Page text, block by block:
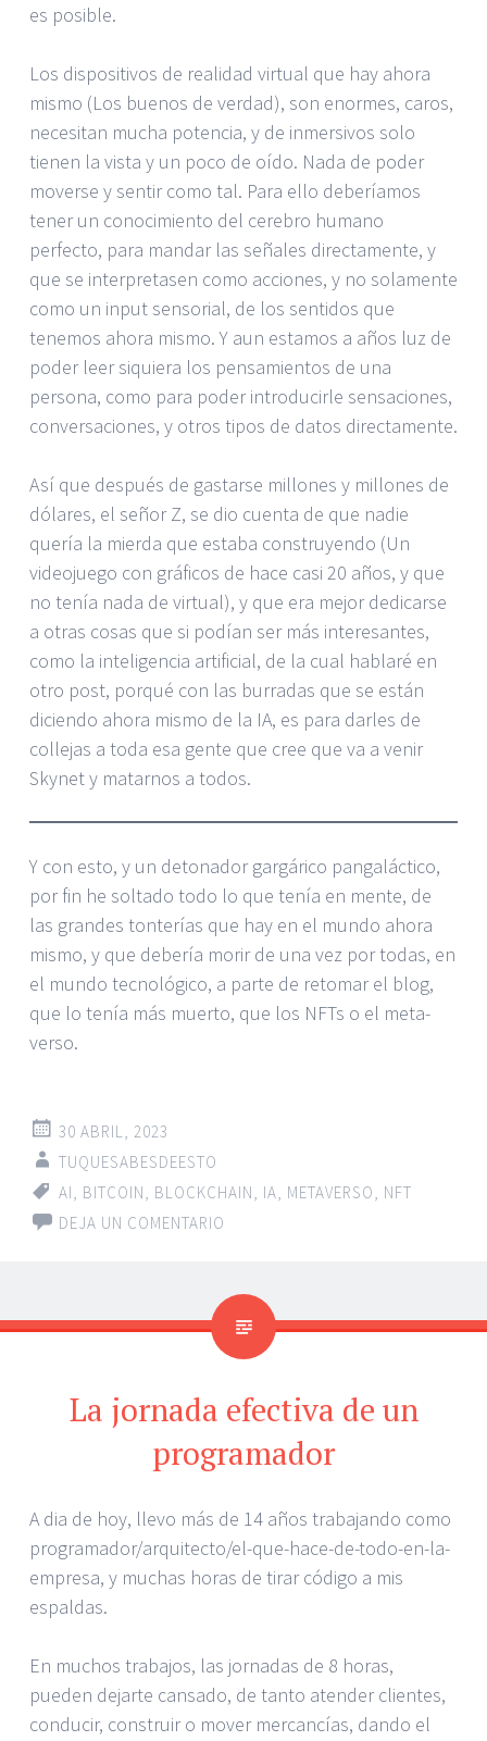
es posible.
Los dispositivos de realidad virtual que hay ahora
mismo (Los buenos de verdad), son enormes, caros,
necesitan mucha potencia, y de inmersivos solo
tienen la vista y un poco de oído. Nada de poder
moverse y sentir como tal. Para ello deberíamos
tener un conocimiento del cerebro humano
perfecto, para mandar las señales directamente, y
que se interpretasen como acciones, y no solamente
como un input sensorial, de los sentidos que
tenemos ahora mismo. Y aun estamos a años luz de
poder leer siquiera los pensamientos de una
persona, como para poder introducirle sensaciones,
conversaciones, y otros tipos de datos directamente.
Así que después de gastarse millones y millones de
dólares, el señor Z, se dio cuenta de que nadie
quería la mierda que estaba construyendo (Un
videojuego con gráficos de hace casi 20 años, y que
no tenía nada de virtual), y que era mejor dedicarse
a otras cosas que si podían ser más interesantes,
como la inteligencia artificial, de la cual hablaré en
otro post, porqué con las burradas que se están
diciendo ahora mismo de la IA, es para darles de
collejas a toda esa gente que cree que va a venir
Skynet y matarnos a todos.
Y con esto, y un detonador gargárico pangaláctico,
por fin he soltado todo lo que tenía en mente, de
las grandes tonterías que hay en el mundo ahora
mismo, y que debería morir de una vez por todas, en
el mundo tecnológico, a parte de retomar el blog,
que lo tenía más muerto, que los NFTs o el meta-
verso.
30 ABRIL, 2023
TUQUESABESDEESTO
AI, BITCOIN, BLOCKCHAIN, IA, METAVERSO, NFT
DEJA UN COMENTARIO
La jornada efectiva de un
programador
A dia de hoy, llevo más de 14 años trabajando como
programador/arquitecto/el-que-hace-de-todo-en-la-
empresa, y muchas horas de tirar código a mis
espaldas.
En muchos trabajos, las jornadas de 8 horas,
pueden dejarte cansado, de tanto atender clientes,
conducir, construir o mover mercancías, dando el